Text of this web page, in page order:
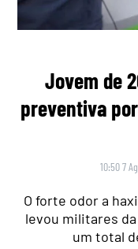
Jovem de
preventiva
10:50 7
O forte odor a
levou militares da
um total